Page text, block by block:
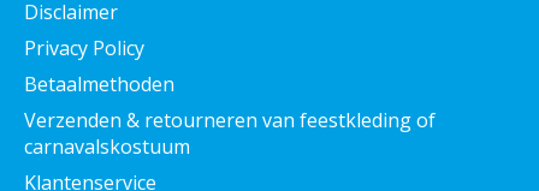
Disclaimer
Privacy Policy
Betaalmethoden
Verzenden & retourneren van feestkleding of
carnavalskostuum
Klantenservice